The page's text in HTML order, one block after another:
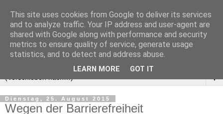
▼
Dienstag, 25. August 2015
Wegen der Barrierefreiheit
This site uses cookies from Google to deliver its services
and to analyze traffic. Your IP address and user-agent are
shared with Google along with performance and security
metrics to ensure quality of service, generate usage
statistics, and to detect and address abuse.
LEARN MORE GOT IT